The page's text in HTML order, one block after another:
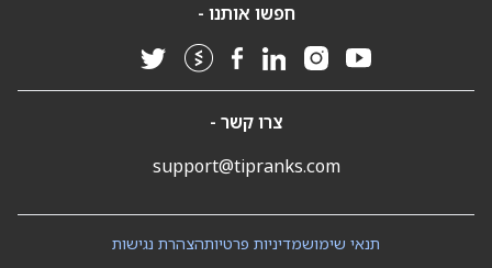
חפשו אותנו -
צרו קשר -
support@tipranks.com
הצהרת נגישותמדיניות פרטיותתנאי שימוש